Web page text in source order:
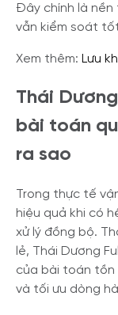
Đây chính là nền
vẫn kiểm soát
Xem thêm: Lưu
Thái
bài toán
ra sao
Trong thực tế
hiệu quả khi có
xử lý đồng bộ.
lẻ, Thái Dương
của bài toán tồn
và tối ưu dòng